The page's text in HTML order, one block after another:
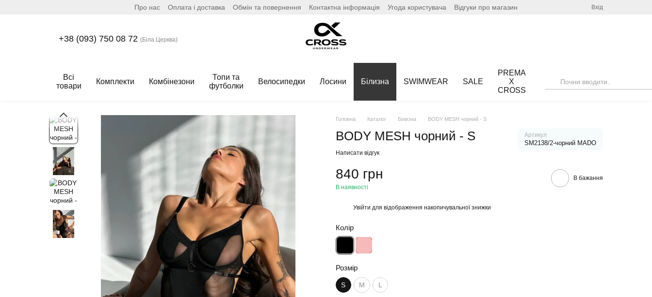
Про нас Оплата і доставка Обмін та повернення Контактна інформація Угода користувача Відгуки про магазин Вхід
+38 (093) 750 08 72 (Біла Церква)
Всі
товари
Комплекти Комбінезони
Топи та
футболки
Велосипедки Лосини Білизна SWIMWEAR SALE
PREMA
X
CROSS
Головна Каталог Білизна BODY MESH чорний - S
BODY MESH чорний - S Артикул
SM2138/2-чорний MADO
Написати відгук
840 грн
В наявності
В бажання
Увійти для відображення накопичувальної знижки
Колір
Розмір
S M L